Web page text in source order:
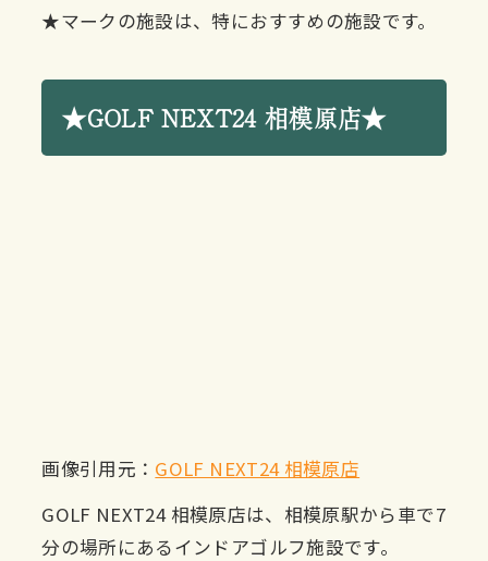
★マークの施設は、特におすすめの施設です。
★GOLF NEXT24 相模原店★
画像引用元： GOLF NEXT24 相模原店
GOLF NEXT24 相模原店は、相模原駅から車で7
分の場所にあるインドアゴルフ施設です。